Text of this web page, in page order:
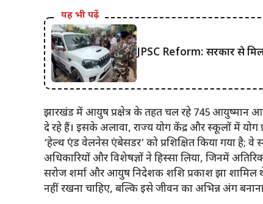
यह भी पढ़ें
JPSC Reform: सरकार से
झारखंड में आयुष प्रक्षेत्र के तहत चल रहे 745 आयुष्मान
दे रहे हैं। इसके अलावा, राज्य योग केंद्र और स्कूलों में योग
‘हेल्थ एंड वेलनेस एंबेसडर’ को प्रशिक्षित किया गया है;
अधिकारियों और विशेषज्ञों ने हिस्सा लिया, जिनमें
सरोज शर्मा और आयुष निदेशक शशि प्रकाश झा शामिल
नहीं रखना चाहिए, बल्कि इसे जीवन का अभिन्न अंग बनाना